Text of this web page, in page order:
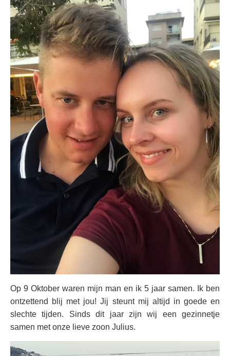
Op 9 Oktober waren mijn man en ik 5 jaar samen. Ik ben
ontzettend blij met jou! Jij steunt mij altijd in goede en
slechte tijden. Sinds dit jaar zijn wij een gezinnetje
samen met onze lieve zoon Julius.